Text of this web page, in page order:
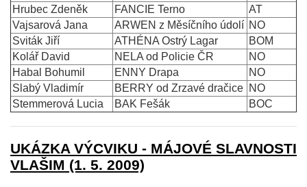
Hrubec Zdeněk
FANCIE Terno
AT
Vajsarová Jana
ARWEN z Měsíčního údolí NO
Sviták Jiří
ATHÉNA Ostrý Lagar
BOM
Kolář David
NELA od Policie ČR
NO
Habal Bohumil
ENNY Drapa
NO
Slabý Vladimír
BERRY od Zrzavé dračice NO
Stemmerová Lucia
BAK Fešák BOC
UKÁZKA VÝCVIKU - MÁJOVÉ SLAVNOSTI
VLAŠIM (1. 5. 2009)